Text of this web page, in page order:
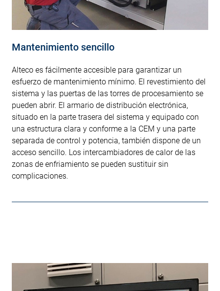
Mantenimiento sencillo
Alteco es fácilmente accesible para garantizar un
esfuerzo de mantenimiento mínimo. El revestimiento del
sistema y las puertas de las torres de procesamiento se
pueden abrir. El armario de distribución electrónica,
situado en la parte trasera del sistema y equipado con
una estructura clara y conforme a la CEM y una parte
separada de control y potencia, también dispone de un
acceso sencillo. Los intercambiadores de calor de las
zonas de enfriamiento se pueden sustituir sin
complicaciones.